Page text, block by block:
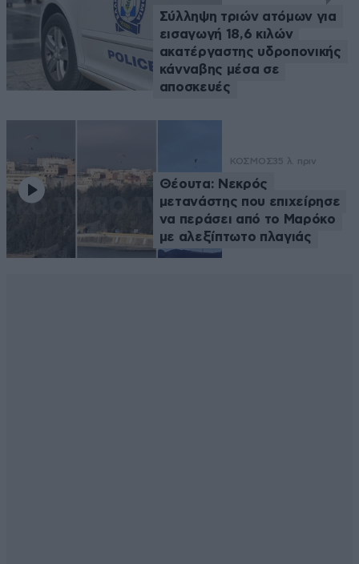
Σύλληψη τριών ατόμων για
εισαγωγή 18,6 κιλών
ακατέργαστης υδροπονικής
κάνναβης μέσα σε
αποσκευές
ΚΟΣΜΟΣ35 λ. πριν
Θέουτα: Νεκρός
μετανάστης που επιχείρησε
να περάσει από το Μαρόκο
με αλεξίπτωτο πλαγιάς